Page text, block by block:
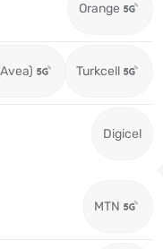
Orange
Turkcell
Digicel
MTN